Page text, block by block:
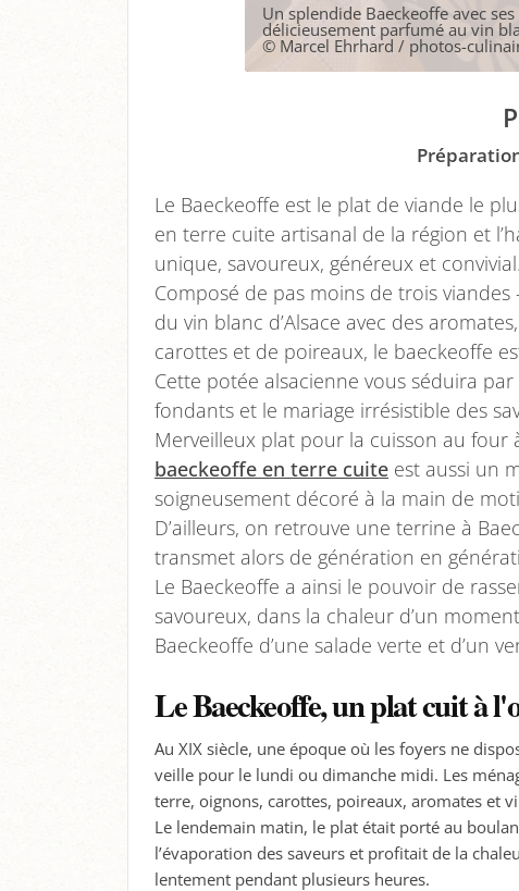
Un splendide Baeckeoffe avec
délicieusement parfumé au vin
© Marcel Ehrhard / photos-
Le Baeckeoffe est le plat de viande le
en terre cuite artisanal de la région et
unique, savoureux, généreux et convivial.
Composé de pas moins de trois
du vin blanc d’Alsace avec des
carottes et de poireaux, le baeckeoffe
Cette potée alsacienne vous séduira
fondants et le mariage irrésistible des
Merveilleux plat pour la cuisson au four
baeckeoffe en terre cuite est aussi un
soigneusement décoré à la main de
D’ailleurs, on retrouve une terrine à
transmet alors de génération en
Le Baeckeoffe a ainsi le pouvoir de
savoureux, dans la chaleur d’un
Baeckeoffe d’une salade verte et d’un
Le Baeckeoffe, un plat cuit à
Au XIX siècle, une époque où les foyers ne
veille pour le lundi ou dimanche midi. Les
terre, oignons, carottes, poireaux, aromates et
Le lendemain matin, le plat était porté au
l’évaporation des saveurs et profitait de la
lentement pendant plusieurs heures.